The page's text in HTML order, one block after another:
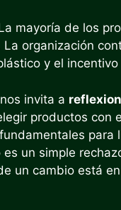
mayoría de los
organización
y el
invita a
productos con
un simple
un cambio está